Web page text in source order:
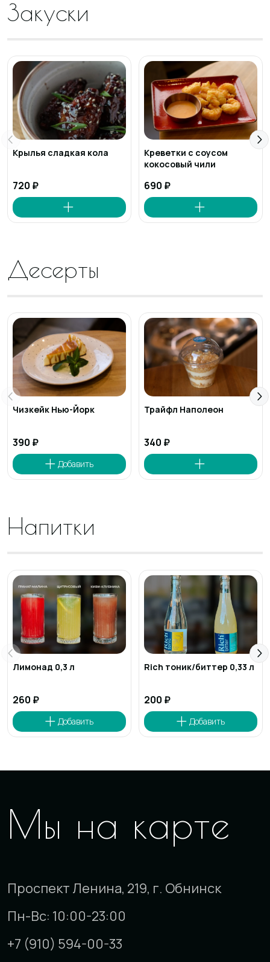
Закуски
Крылья сладкая кола
720 ₽
Креветки с соусом
кокосовый чили
690 ₽
Десерты
Чизкейк Нью-Йорк
390 ₽
Трайфл Наполеон
340 ₽
Напитки
Лимонад 0,3 л
260 ₽
Rich тоник/биттер 0,33 л
200 ₽
Мы на карте
Проспект Ленина, 219, г. Обнинск
Пн-Вс: 10:00-23:00
+7 (910) 594-00-33